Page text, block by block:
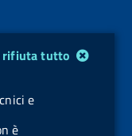
rifiuta tutto
e
è